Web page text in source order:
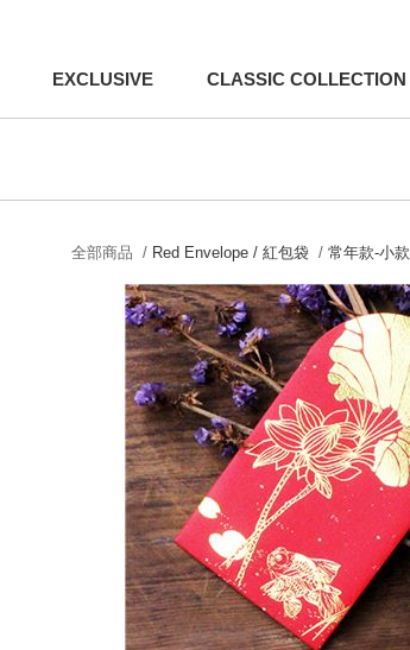
EXCLUSIVE CLASSIC COLLECTION
全部商品 / Red Envelope / 紅包袋 / 常年款-小款